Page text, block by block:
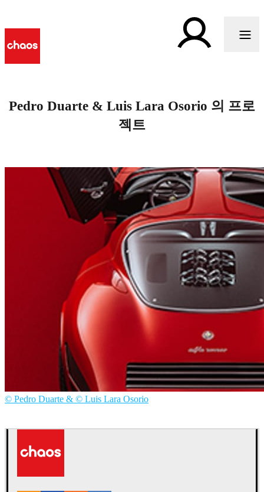
Pedro Duarte & Luis Lara Osorio 의 프로
젝트
© Pedro Duarte & © Luis Lara Osorio